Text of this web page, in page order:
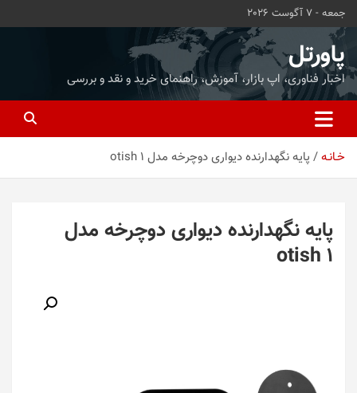
محتوا
بروید
جمعه - 7 آگوست 2026
پاورتل
اخبار فناوری، اپ بازار، آموزش، راهنمای خرید و نقد و بررسی
خـانـه پایه نگهدارنده دیواری دوچرخه مدل otish 1
پایه نگهدارنده دیواری دوچرخه مدل
otish 1